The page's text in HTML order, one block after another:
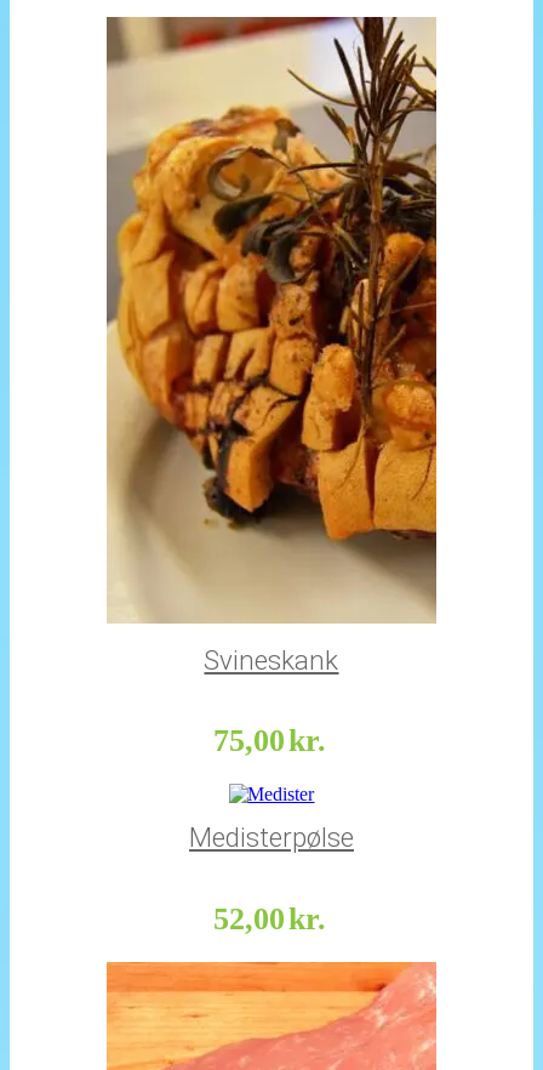
Svineskank
75,00kr.
Medisterpølse
52,00kr.